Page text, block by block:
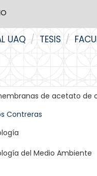
UAQ TESIS
de acetato de
Contreras
del Medio Ambiente